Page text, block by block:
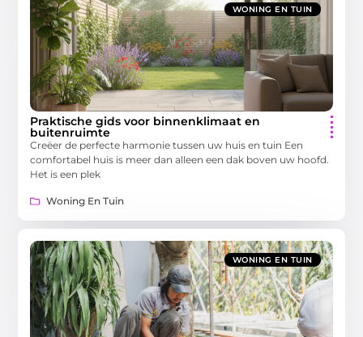
WONING EN TUIN
Praktische gids voor binnenklimaat en
buitenruimte
Creëer de perfecte harmonie tussen uw huis en tuin Een
comfortabel huis is meer dan alleen een dak boven uw hoofd.
Het is een plek
Woning En Tuin
WONING EN TUIN